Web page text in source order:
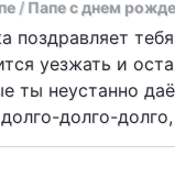
/ Папе с днем
поздравляет
уезжать и
ты неустанно
долго-